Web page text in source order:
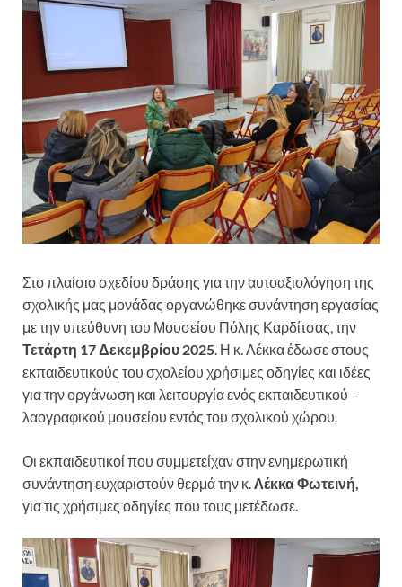
Στο πλαίσιο σχεδίου δράσης για την αυτοαξιολόγηση της
σχολικής μας μονάδας οργανώθηκε συνάντηση εργασίας
με την υπεύθυνη του Μουσείου Πόλης Καρδίτσας, την
Τετάρτη 17 Δεκεμβρίου 2025. Η κ. Λέκκα έδωσε στους
εκπαιδευτικούς του σχολείου χρήσιμες οδηγίες και ιδέες
για την οργάνωση και λειτουργία ενός εκπαιδευτικού –
λαογραφικού μουσείου εντός του σχολικού χώρου.
Οι εκπαιδευτικοί που συμμετείχαν στην ενημερωτική
συνάντηση ευχαριστούν θερμά την κ.Λέκκα Φωτεινή,
για τις χρήσιμες οδηγίες που τους μετέδωσε.